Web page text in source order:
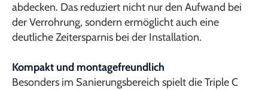
abdecken. Das reduziert nicht nur den Aufwand bei
der Verrohrung, sondern ermöglicht auch eine
deutliche Zeitersparnis bei der Installation.
Kompakt und montagefreundlich
Besonders im Sanierungsbereich spielt die Triple C